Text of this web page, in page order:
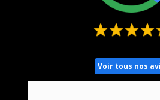
Voir tous nos